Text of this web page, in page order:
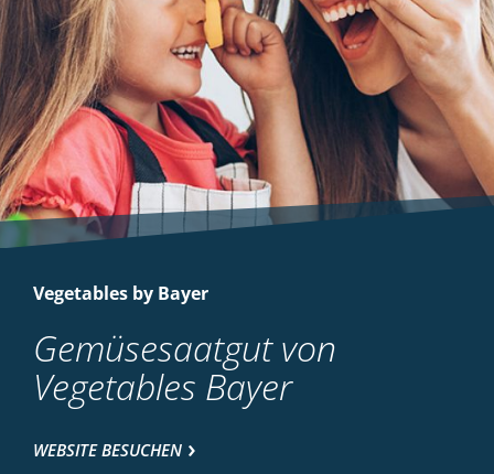
Vegetables by Bayer
Gemüsesaatgut von
Vegetables Bayer
WEBSITE BESUCHEN